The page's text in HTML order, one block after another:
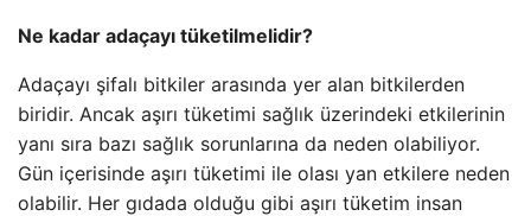
Ne kadar adaçayı tüketilmelidir?
Adaçayı şifalı bitkiler arasında yer alan bitkilerden
biridir. Ancak aşırı tüketimi sağlık üzerindeki etkilerinin
yanı sıra bazı sağlık sorunlarına da neden olabiliyor.
Gün içerisinde aşırı tüketimi ile olası yan etkilere neden
olabilir. Her gıdada olduğu gibi aşırı tüketim insan